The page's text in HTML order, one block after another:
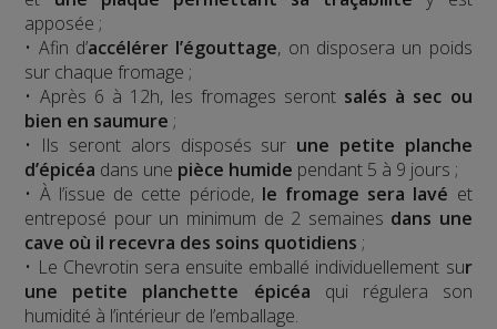
apposée ;
• Afin d’accélérer l’égouttage, on disposera un poids
sur chaque fromage ;
• Après 6 à 12h, les fromages seront salés à sec ou
bien en saumure ;
• Ils seront alors disposés sur une petite planche
d’épicéa dans une pièce humide pendant 5 à 9 jours ;
• À l’issue de cette période, le fromage sera lavé et
entreposé pour un minimum de 2 semaines dans une
cave où il recevra des soins quotidiens ;
• Le Chevrotin sera ensuite emballé individuellement sur
une petite planchette épicéa qui régulera son
humidité à l’intérieur de l’emballage.